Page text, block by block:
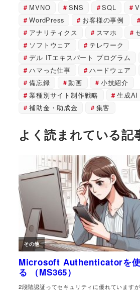
MVNO
SNS SQL
WordPress
お客様の事例
アナリティクス
スマホ
ソフトウェア
テレワーク
デル ITエキスパート プログラム
ハマった仕事
ハードウェア
備忘録
動画
小技紹介
業種別サイト制作戦略
生成AI
補助金・助成金
集客
よく読まれている記